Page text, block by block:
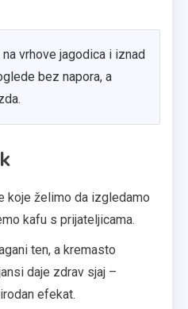
na vrhove jagodica i iznad
bez napora, a
koje želimo da izgledamo
kafu s prijateljicama.
ten, a kremasto
daje zdrav sjaj –
efekat.